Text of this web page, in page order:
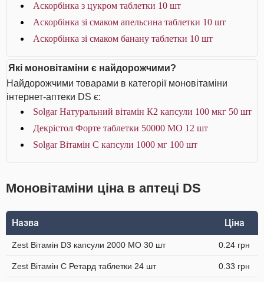
Аскорбінка з цукром таблетки 10 шт
Аскорбінка зі смаком апельсина таблетки 10 шт
Аскорбінка зі смаком банану таблетки 10 шт
Які моновітаміни є найдорожчими?
Найдорожчими товарами в категорії моновітаміни
інтернет-аптеки DS є:
Solgar Натуральний вітамін К2 капсули 100 мкг 50 шт
Декрістол Форте таблетки 50000 МО 12 шт
Solgar Вітамін С капсули 1000 мг 100 шт
Моновітаміни ціна в аптеці DS
Назва Ціна
Zest Вітамін D3 капсули 2000 МО 30 шт 0.24 грн
Zest Вітамін C Ретард таблетки 24 шт 0.33 грн